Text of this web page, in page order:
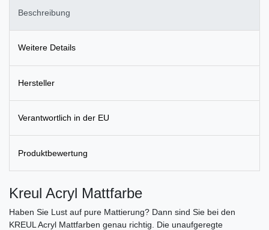
Beschreibung
Weitere Details
Hersteller
Verantwortlich in der EU
Produktbewertung
Kreul Acryl Mattfarbe
Haben Sie Lust auf pure Mattierung? Dann sind Sie bei den
KREUL Acryl Mattfarben genau richtig. Die unaufgeregte